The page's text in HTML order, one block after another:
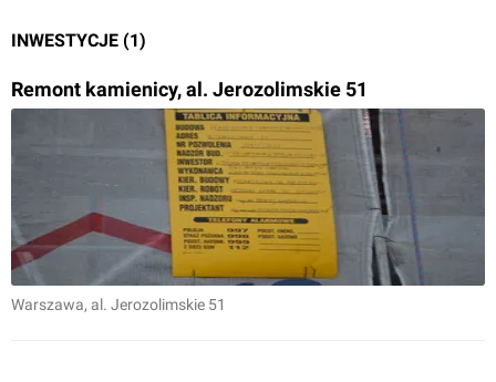
INWESTYCJE (1)
Remont kamienicy, al. Jerozolimskie 51
Warszawa, al. Jerozolimskie 51